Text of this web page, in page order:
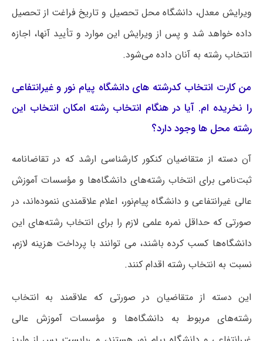
ویرایش معدل، دانشگاه محل تحصیل و تاریخ فراغت از تحصیل
داده خواهد شد و پس از ویرایش این موارد و تأیید آنها، اجازه
انتخاب رشته به آنان داده می‌شود.
من کارت انتخاب کدرشته های دانشگاه پیام نور و غیرانتفاعی
را نخریده ام. آیا در هنگام انتخاب رشته امکان انتخاب این
رشته محل ها وجود دارد؟
آن دسته از متقاضیان کنکور کارشناسی ارشد که در تقاضانامه
ثبت‌نامی برای انتخاب رشته‌های دانشگاه‌ها و مؤسسات آموزش
عالی غیرانتفاعی و دانشگاه پیام‌نور، اعلام علاقمندی ننموده‌اند، در
صورتی که حداقل نمره علمی لازم را برای انتخاب رشته‌های این
دانشگاه‌ها کسب کرده باشند، می توانند با پرداخت هزینه لازم،
نسبت به انتخاب رشته اقدام کنند.
این دسته از متقاضیان در صورتی که علاقمند به انتخاب
رشته‌های مربوط به دانشگاه‌ها و مؤسسات آموزش عالی